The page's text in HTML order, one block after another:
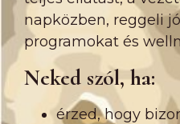
napközben, reggeli
programokat és
Neked szól, ha:
érzed, hogy